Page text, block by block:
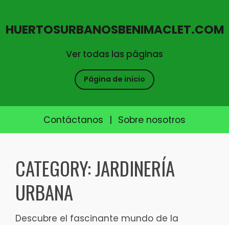
Ver todas las páginas
HUERTOSURBANOSBENIMACLET.COM
Página de inicio
Contáctanos | Sobre nosotros
contentCATEGORY:JARDINERÍA
URBANA
Descubre el fascinante mundo de la